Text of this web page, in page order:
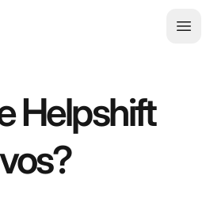
Helpshift